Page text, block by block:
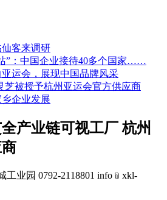
客来调研
”：中国企业接待40多个国家……
运会，展现中国品牌风采
芝被授予杭州亚运会官方供应商
企业发展
产业链可视工厂 杭州
业园 0792-2118801 info﹫xkl-